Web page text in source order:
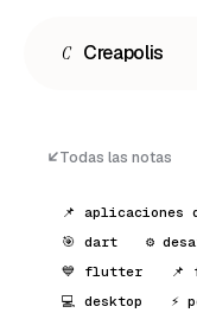
C Creapolis
Todas las notas
📌
🎯 dart
⚙️
💙 flutter
📌
💻 desktop
⚡